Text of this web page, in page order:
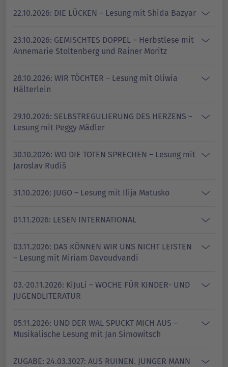
22.10.2026: DIE LÜCKEN – Lesung mit Shida Bazyar
23.10.2026: GEMISCHTES DOPPEL – Herbstlese mit
Annemarie Stoltenberg und Rainer Moritz
28.10.2026: WIR TÖCHTER – Lesung mit Oliwia
Hälterlein
29.10.2026: SELBSTREGULIERUNG DES HERZENS –
Lesung mit Peggy Mädler
30.10.2026: WO DIE TOTEN SPRECHEN – Lesung mit
Jaroslav Rudiš
31.10.2026: JUGO – Lesung mit Ilija Matusko
01.11.2026: LESEN INTERNATIONAL
03.11.2026: DAS KÖNNEN WIR UNS NICHT LEISTEN
– Lesung mit Miriam Davoudvandi
03.-20.11.2026: KiJuLi – WOCHE FÜR KINDER- UND
JUGENDLITERATUR
05.11.2026: UND DER WAL SPUCKT MICH AUS –
Musikalische Lesung mit Jan Simowitsch
ZUGABE: 24.03.3027: AUS RUINEN. JUNGER MANN